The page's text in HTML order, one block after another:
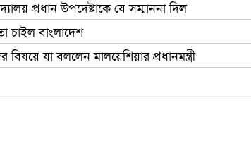
প্রধান উপদেষ্টাকে যে সম্মাননা দিল
চাইল বাংলাদেশ
বিষয়ে যা বললেন মালয়েশিয়ার প্রধানমন্ত্রী